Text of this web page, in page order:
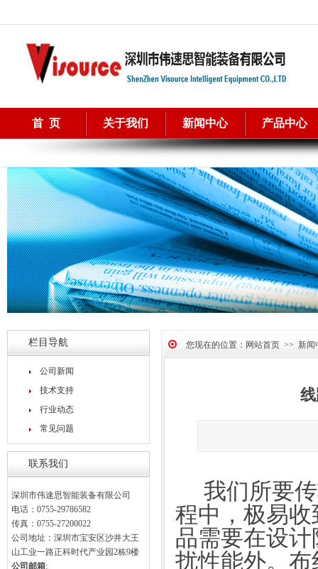
首 页 关于我们 新闻中心 产品中心
栏目导航
公司新闻
技术支持
行业动态
常见问题
联系我们
深圳市伟速思智能装备有限公司
电话：0755-29786582
传真：0755-27200022
公司地址：深圳市宝安区沙井大王
山工业一路正科时代产业园2栋9楼
公司邮箱:
您现在的位置： 网站首页 >> 新闻
我们所要
程中，极易
品需要在设
扰性能外。